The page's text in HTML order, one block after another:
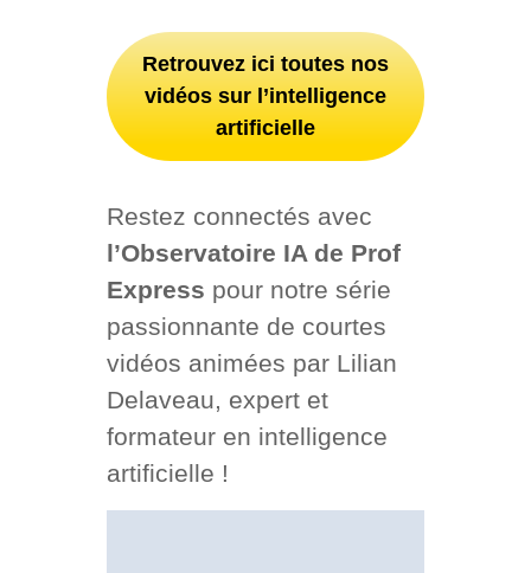
Retrouvez ici toutes nos
vidéos sur l’intelligence
artificielle
Restez connectés avec
l’Observatoire IA de Prof
Express pour notre série
passionnante de courtes
vidéos animées par Lilian
Delaveau, expert et
formateur en intelligence
artificielle !